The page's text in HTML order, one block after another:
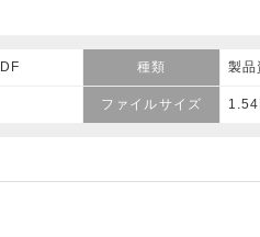
種類 製品
ファイルサイズ